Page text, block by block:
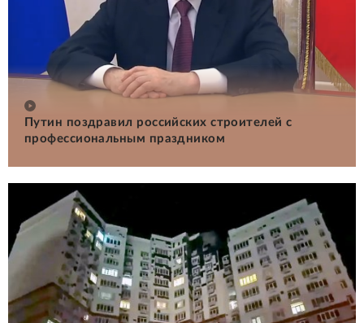
Путин поздравил российских строителей с
профессиональным праздником